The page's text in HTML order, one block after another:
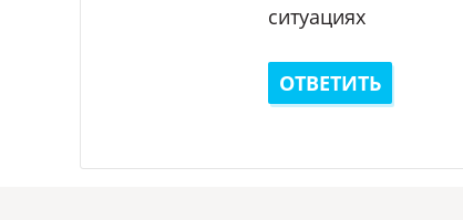
ситуациях
ОТВЕТИТЬ